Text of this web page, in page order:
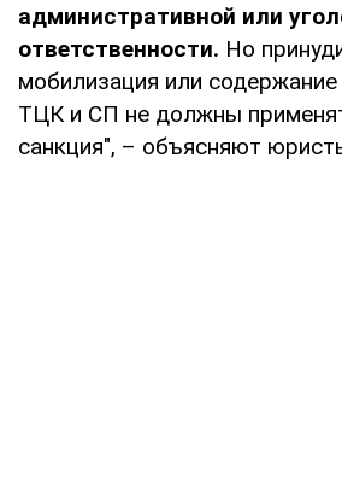
административной или
ответственности. Но
мобилизация или
ТЦК и СП не должны
санкция", – объясняют